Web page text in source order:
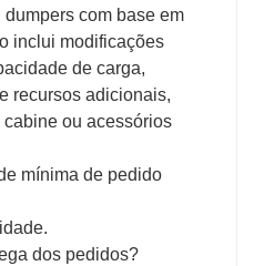
com base em
inclui modificações
de carga,
recursos adicionais,
ou acessórios
mínima de pedido
dos pedidos?